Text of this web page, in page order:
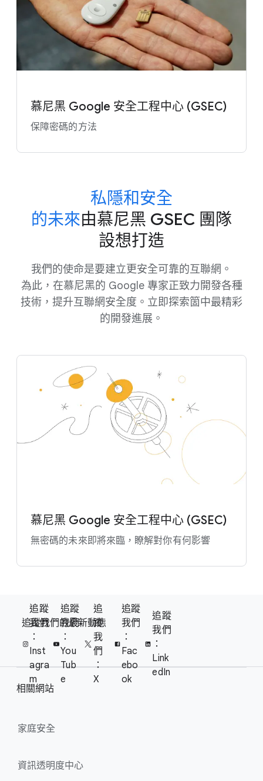
慕尼黑 Google 安全​工程​中心 (GSEC)
保障​密碼​的​方法
私隱​和​安全
的​未來​由​慕尼黑 GSEC 團隊​
設想​打造
我們​的​使命​是​要​建立​更​安全​可​靠​的​互聯網。​
為此，​在​慕尼黑​的 Google 專家​正​致力​開發​各​種​
技術，​提升​互​聯網​安全度。​立即​探索箇​中​最​精彩​
的​開發​進展。
慕尼黑 Google 安全​工程​中心 (GSEC)
無​密碼​的​未來​即將​來臨，​瞭解​對​你​有​何​影響
e
S
o
c
l
d
e
追蹤​我們​的​最​新​動態
追蹤​
我們
：
Inst
agra
m
追蹤​
我們
：
You
Tub
e
追
蹤​
我
們
：
X
追蹤​
我們
：
Fac
ebo
ok
追蹤​
我們
：
Link
edIn
相關​網站
家​庭​安全
資訊​透明度​中心